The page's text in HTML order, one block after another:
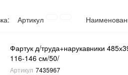
Артикул
Фартук д/труда+нарукавники
116-146 см/50/
Артикул 7435967